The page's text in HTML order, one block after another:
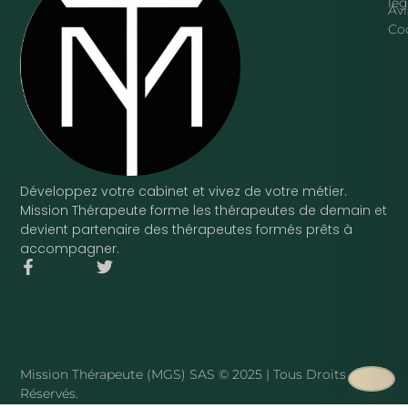
Développez votre cabinet et vivez de votre métier.
Mission Thérapeute forme les thérapeutes de demain et
devient partenaire des thérapeutes formés prêts à
accompagner.
F
k
-
T
Mission Thérapeute (MGS) SAS © 2025 | Tous Droits
Réservés.